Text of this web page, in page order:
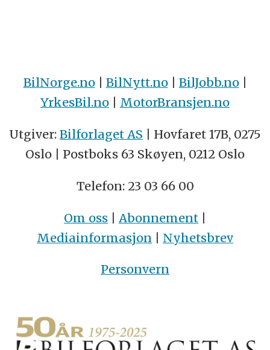
BilNorge.no| BilNytt.no| BilJobb.no|
YrkesBil.no | MotorBransjen.no
Utgiver: Bilforlaget AS | Hovfaret 17B, 0275
Oslo | Postboks 63 Skøyen, 0212 Oslo
Telefon: 23 03 66 00
Om oss | Abonnement |
Mediainformasjon | Nyhetsbrev
Personvern